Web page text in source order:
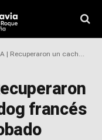
cachorro de bulldog francés denunciado como robado
francés